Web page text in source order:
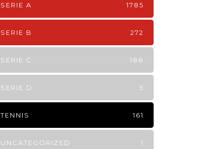
SERIE A 1785
SERIE B 272
SERIE C 188
SERIE D 5
TENNIS 161
UNCATEGORIZED 1